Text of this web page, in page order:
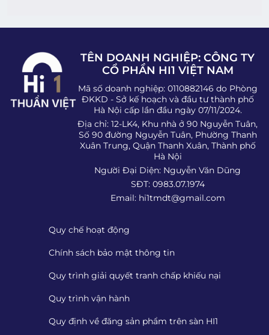
TÊN DOANH NGHIỆP: CÔNG TY
CỔ PHẦN HI1 VIỆT NAM
Mã số doanh nghiệp: 0110882146 do Phòng
ĐKKD - Sở kế hoạch và đầu tư thành phố
Hà Nội cấp lần đầu ngày 07/11/2024.
Địa chỉ: 12-LK4, Khu nhà ở 90 Nguyễn Tuân,
Số 90 đường Nguyễn Tuân, Phường Thanh
Xuân Trung, Quận Thanh Xuân, Thành phố
Hà Nội
Người Đại Diện: Nguyễn Văn Dũng
SĐT: 0983.07.1974
Email: hi1tmdt@gmail.com
Quy chế hoạt động
Chính sách bảo mật thông tin
Quy trình giải quyết tranh chấp khiếu nại
Quy trình vận hành
Quy định về đăng sản phẩm trên sàn HI1